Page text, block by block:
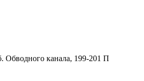
Обводного канала, 199-201 П